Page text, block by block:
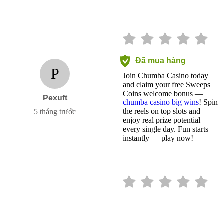
P
Pexuft
5 tháng trước
Đã mua hàng
Join Chumba Casino today
and claim your free Sweeps
Coins welcome bonus —
chumba casino big wins! Spin
the reels on top slots and
enjoy real prize potential
every single day. Fun starts
instantly — play now!